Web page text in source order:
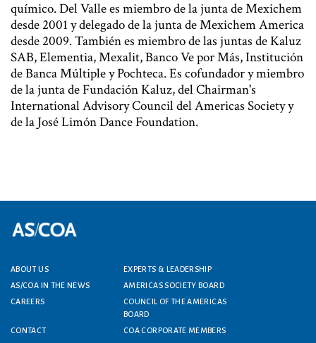
químico. Del Valle es miembro de la junta de Mexichem
desde 2001 y delegado de la junta de Mexichem America
desde 2009. También es miembro de las juntas de Kaluz
SAB, Elementia, Mexalit, Banco Ve por Más, Institución
de Banca Múltiple y Pochteca. Es cofundador y miembro
de la junta de Fundación Kaluz, del Chairman's
International Advisory Council del Americas Society y
de la José Limón Dance Foundation.
Footer menu
ABOUT US
EXPERTS & LEADERSHIP
AS/COA IN THE NEWS
AMERICAS SOCIETY BOARD
CAREERS
COUNCIL OF THE AMERICAS
BOARD
CONTACT
COA CORPORATE MEMBERS